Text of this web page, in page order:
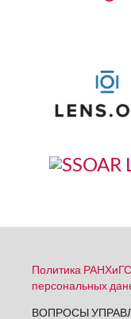
Политика
персональных
ВОПРОСЫ